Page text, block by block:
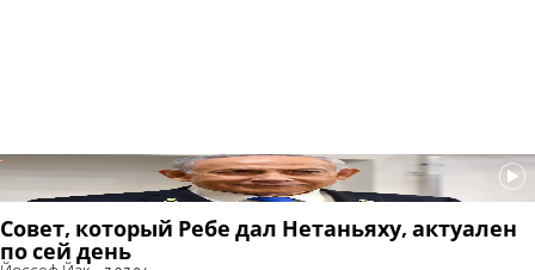
Совет, который Ребе дал Нетаньяху, актуален
по сей день